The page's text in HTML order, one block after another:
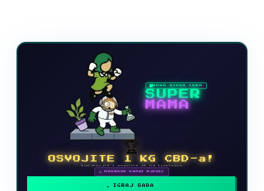
NOVA VIDEO IGRA
SUPER
MAMA
🏆
OSVOJITE 1 KG CBD-a!
Sudjelujte i popnite se na ljestvicu
🗓 NAGRADE SVAKI MJESEC
IGRAJ SADA